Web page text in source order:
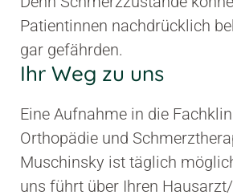
Patientinnen nachdrücklich
gar gefährden.
Ihr Weg zu uns
Eine Aufnahme in die
Orthopädie und
Muschinsky ist täglich
uns führt über Ihren